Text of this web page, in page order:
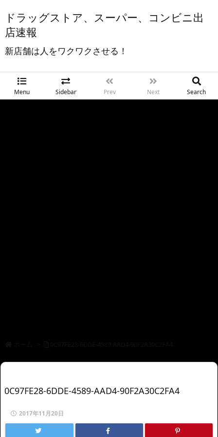
ドラッグストア、スーパー、コンビニ出
店速報
新店舗は人をワクワクさせる！
Menu Sidebar Prev Next Search
0C97FE28-6DDE-4589-AAD4-90F2A30C2FA4
2017年11月20日